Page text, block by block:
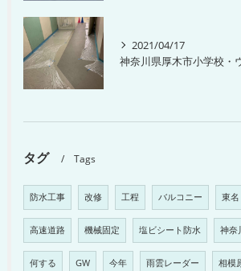
2021/04/17
タグ Tags
防水工事 改修 工程 バルコニー 東名
高速道路 機械固定 塩ビシート防水 神奈
何する GW 今年 雨雲レーダー 相模